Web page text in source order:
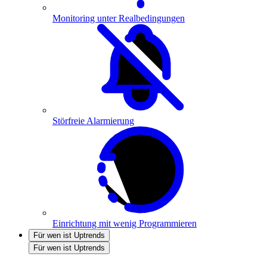
Monitoring unter Realbedingungen
Störfreie Alarmierung
Einrichtung mit wenig Programmieren
Für wen ist Uptrends
Für wen ist Uptrends